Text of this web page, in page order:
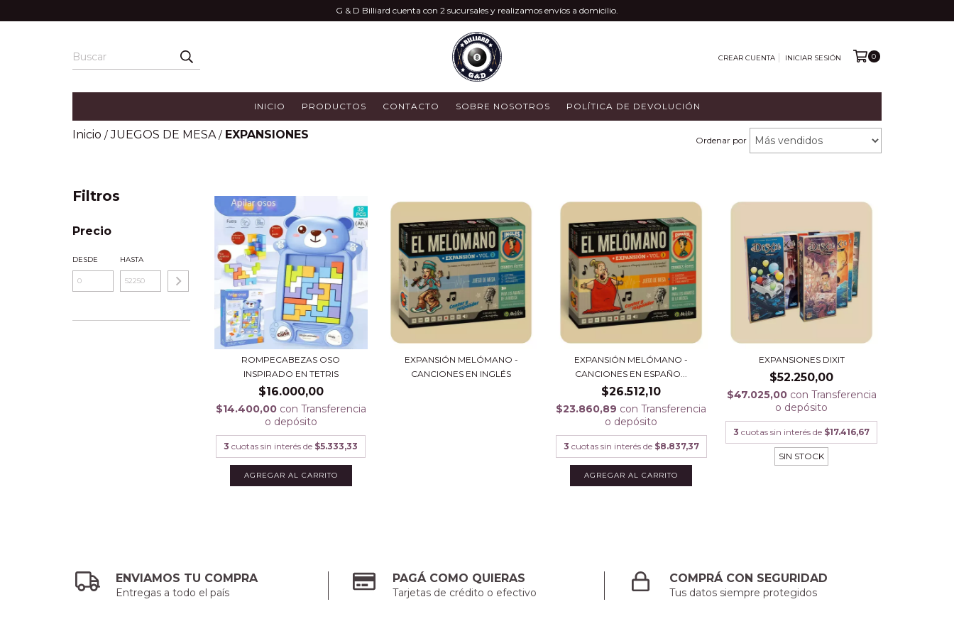
G & D Billiard cuenta con 2 sucursales y realizamos envíos a domicilio.
CREAR CUENTA INICIAR SESIÓN 0
INICIO PRODUCTOS CONTACTO SOBRE NOSOTROS POLÍTICA DE DEVOLUCIÓN
Inicio / JUEGOS DE MESA / EXPANSIONES Ordenar por
Filtros
Precio
DESDE HASTA
ROMPECABEZAS OSO
INSPIRADO EN TETRIS
$16.000,00
$14.400,00 con Transferencia
o depósito
3 cuotas sin interés de $5.333,33
EXPANSIÓN MELÓMANO -
CANCIONES EN INGLÉS
EXPANSIÓN MELÓMANO -
CANCIONES EN ESPAÑO...
$26.512,10
$23.860,89 con Transferencia
o depósito
3 cuotas sin interés de $8.837,37
EXPANSIONES DIXIT
$52.250,00
$47.025,00 con Transferencia
o depósito
3 cuotas sin interés de $17.416,67
SIN STOCK
ENVIAMOS TU COMPRA
Entregas a todo el país
PAGÁ COMO QUIERAS
Tarjetas de crédito o efectivo
COMPRÁ CON SEGURIDAD
Tus datos siempre protegidos